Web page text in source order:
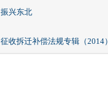
振兴东北
征收拆迁补偿法规专辑（2014）